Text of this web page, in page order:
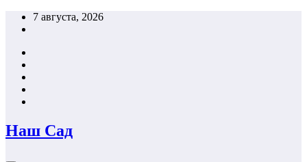
Перейти7 августа, 2026
Наш Сад